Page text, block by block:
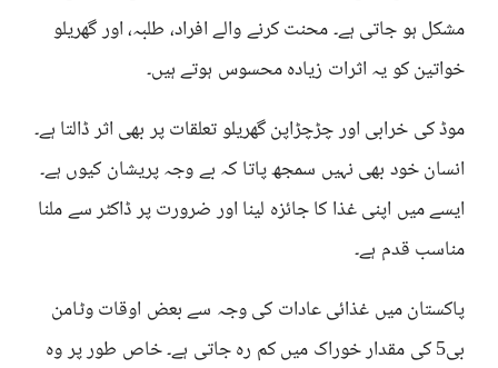
مشکل ہو جاتی ہے۔ محنت کرنے والے افراد، طلبہ، اور گھریلو
خواتین کو یہ اثرات زیادہ محسوس ہوتے ہیں۔
موڈ کی خرابی اور چڑچڑاپن گھریلو تعلقات پر بھی اثر ڈالتا ہے۔
انسان خود بھی نہیں سمجھ پاتا کہ بے وجہ پریشان کیوں ہے۔
ایسے میں اپنی غذا کا جائزہ لینا اور ضرورت پر ڈاکٹر سے ملنا
مناسب قدم ہے۔
پاکستان میں غذائی عادات کی وجہ سے بعض اوقات وٹامن
بی5 کی مقدار خوراک میں کم رہ جاتی ہے۔ خاص طور پر وہ